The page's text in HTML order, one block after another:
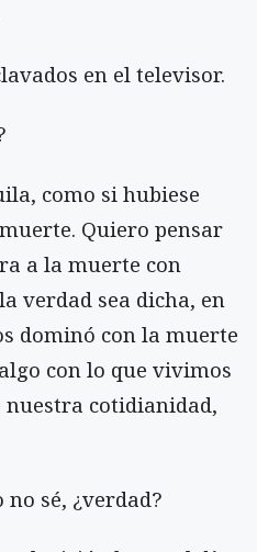
en el televisor.
como si hubiese
Quiero pensar
a la muerte con
verdad sea dicha, en
dominó con la muerte
con lo que vivimos
nuestra cotidianidad,
sé, ¿verdad?